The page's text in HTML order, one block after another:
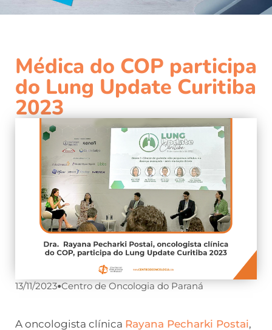
Médica do COP participa
do Lung Update Curitiba
2023
13/11/2023•Centro de Oncologia do Paraná
A oncologista clínica Rayana Pecharki Postai,